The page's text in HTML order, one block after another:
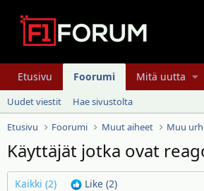
Etusivu Foorumi Mitä uutta
Uudet viestit
Hae sivustolta
Etusivu
Foorumi Muut aiheet Muu
Käyttäjät jotka ovat
Kaikki (2) Like (2)